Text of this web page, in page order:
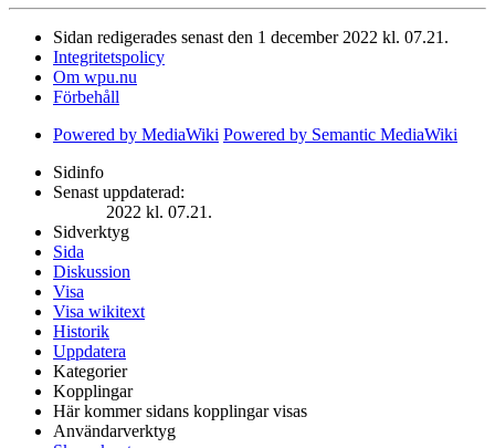
Sidan redigerades senast den 1 december 2022 kl. 07.21.
Integritetspolicy
Om wpu.nu
Förbehåll
Powered by MediaWiki Powered by Semantic MediaWiki
Sidinfo
Senast uppdaterad:
2022 kl. 07.21.
Sidverktyg
Sida
Diskussion
Visa
Visa wikitext
Historik
Uppdatera
Kategorier
Kopplingar
Här kommer sidans kopplingar visas
Användarverktyg